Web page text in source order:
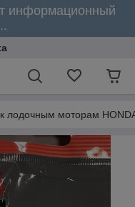
информационный
лодочным моторам